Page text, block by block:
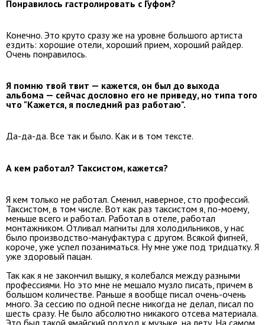
Понравилось гастролировать с Гуфом?
Конечно. Это круто сразу же на уровне большого артиста
ездить: хорошие отели, хороший прием, хороший райдер.
Очень понравилось.
Я помню твой твит — кажется, он был до выхода
альбома — сейчас дословно его не приведу, но типа того
что "Кажется, я последний раз работаю".
Да-да-да. Все так и было. Как и в том тексте.
А кем работал? Таксистом, кажется?
Я кем только не работал. Сменил, наверное, сто профессий.
Таксистом, в том числе. Вот как раз таксистом я, по-моему,
меньше всего и работал. Работал в отеле, работал
монтажником. Отливал магниты для холодильников, у нас
было производство-мануфактура с другом. Всякой фигней,
короче, уже успел позаниматься. Ну мне уже под тридцатку. Я
уже здоровый пацан.
Так как я не закончил вышку, я колебался между разными
профессиями. Но это мне не мешало музло писать, причем в
большом количестве. Раньше я вообще писал очень-очень
много. За сессию по одной песне никогда не делал, писал по
шесть сразу. Не было абсолютно никакого отсева материала.